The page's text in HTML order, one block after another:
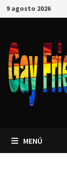
9 agosto 2026
MENÚ